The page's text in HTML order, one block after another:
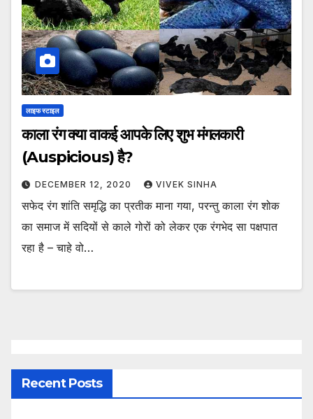
लाइफ स्टाइल
काला रंग क्या वाकई आपके लिए शुभ मंगलकारी
(Auspicious) है?
DECEMBER 12, 2020 VIVEK SINHA
सफेद रंग शांति समृद्धि का प्रतीक माना गया, परन्तु काला रंग शोक
का समाज में सदियों से काले गोरों को लेकर एक रंगभेद सा पक्षपात
रहा है – चाहे वो…
Recent Posts